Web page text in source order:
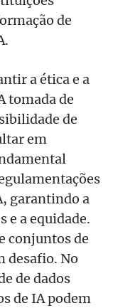
de
aética e a
tomada de
de
em
garantindo a
e a equidade.
conjuntos de
desafio. No
de dados
de IA podem